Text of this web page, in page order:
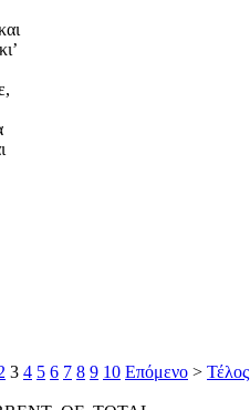
3 4 5 6 7 8 9 10 Επόμενο > Τέλος